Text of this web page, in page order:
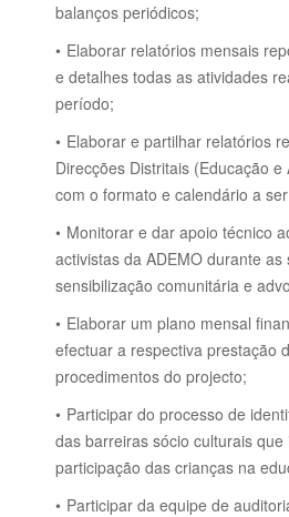
balanços periódicos;
Elaborar relatórios mensais
e detalhes todas as atividades
período;
Elaborar e partilhar relatórios
Direcções Distritais (Educação
com o formato e calendário a
Monitorar e dar apoio técnico
activistas da ADEMO durante as
sensibilização comunitária e
Elaborar um plano mensal
efectuar a respectiva prestação
procedimentos do projecto;
Participar do processo de
das barreiras sócio culturais
participação das crianças na
Participar da equipe de